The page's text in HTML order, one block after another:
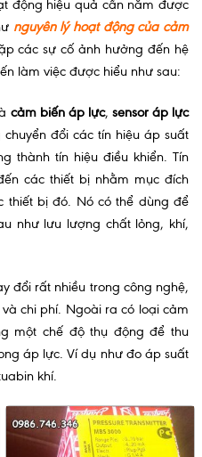
động hiệu quả cần nắm được
nguyên lý hoạt động của cảm
các sự cố ảnh hưởng đến hệ
làm việc được hiểu như sau:
cảm biến áp lực, sensor áp lực
đổi các tín hiệu áp suất
thành tín hiệu điều khiển. Tín
các thiết bị nhằm mục đích
thiết bị đó. Nó có thể dùng để
như lưu lượng chất lỏng, khí,
đổi rất nhiều trong công nghệ,
chi phí. Ngoài ra có loại cảm
một chế độ thụ động để thu
áp lực. Ví dụ như đo áp suất
khí.